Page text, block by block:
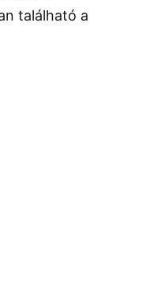
található a